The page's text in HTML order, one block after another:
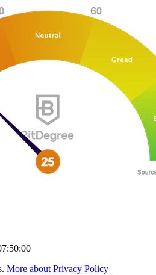
More about Privacy Policy